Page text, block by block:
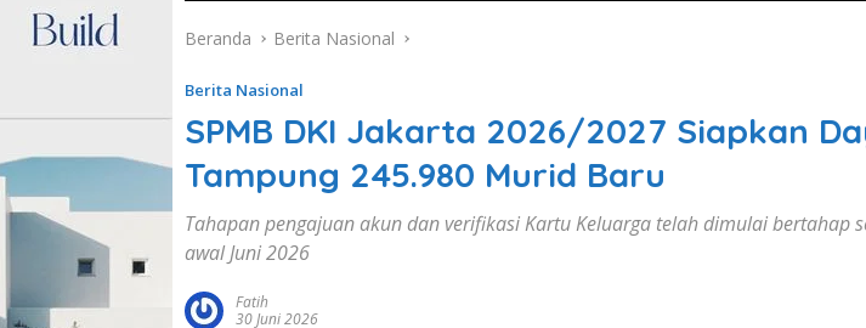
Beranda Berita Nasional
Berita Nasional
SPMB DKI Jakarta 2026/2027 Siapkan
Tampung 245.980 Murid Baru
Tahapan pengajuan akun dan verifikasi Kartu Keluarga telah dimulai bertahap
awal Juni 2026
Fatih
30 Juni 2026